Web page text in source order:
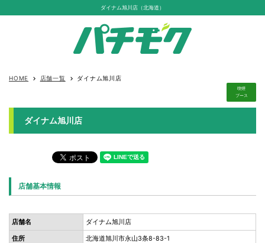
ダイナム旭川店（北海道）
HOME keyboard_arrow_right 店舗一覧 keyboard_arrow_right ダイナム旭川店
喫煙
ブース
ダイナム旭川店
店舗基本情報
店舗名 ダイナム旭川店
住所 北海道旭川市永山3条8-83-1